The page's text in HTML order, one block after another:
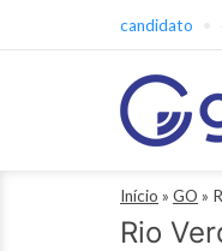
para
candidato
Global
Empregos
Início » GO »
Rio